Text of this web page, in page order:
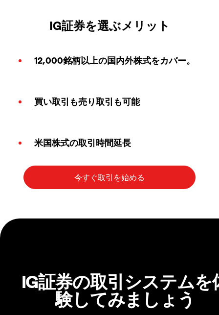
IG証券を選ぶメリット
12,000銘柄以上の国内外株式をカバー。
買い取引も売り取引も可能
米国株式の取引時間延長
IG証券の取引システムを
験してみましょう